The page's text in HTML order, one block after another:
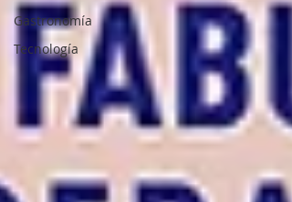
Gastronomía
Tecnología